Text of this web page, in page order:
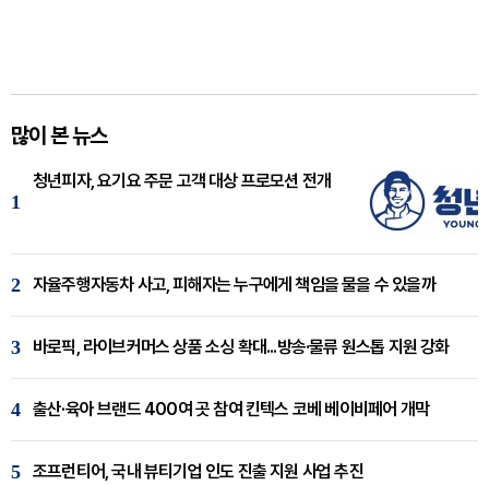
많이 본 뉴스
1
청년피자, 요기요 주문 고객 대상 프로모션 전개
2 자율주행자동차 사고, 피해자는 누구에게 책임을 물을 수 있을까
3 바로픽, 라이브커머스 상품 소싱 확대...방송·물류 원스톱 지원 강화
4 출산·육아 브랜드 400여 곳 참여 킨텍스 코베 베이비페어 개막
5 조프런티어, 국내 뷰티기업 인도 진출 지원 사업 추진